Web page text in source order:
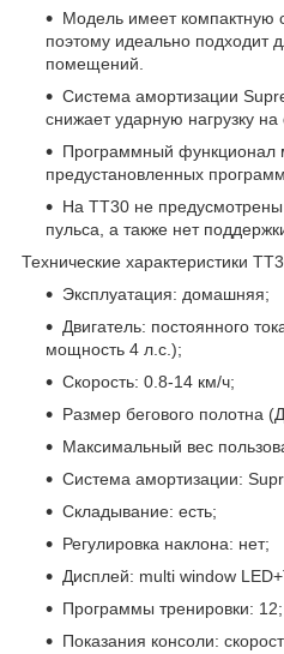
Модель имеет компактную
поэтому идеально подходит
помещений.
Система амортизации
снижает ударную нагрузку на
Программный функционал
предустановленных
На TT30 не
пульса, а также нет
Технические характеристики
Эксплуатация: домашняя;
Двигатель: постоянного
мощность 4 л.с.);
Скорость: 0.8-14 км/ч;
Размер бегового полотна
Максимальный вес
Система амортизации:
Складывание: есть;
Регулировка наклона: нет;
Дисплей: multi window
Программы тренировки: 12;
Показания консоли: